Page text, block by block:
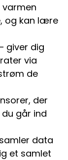
varmen
og kan lære
giver dig
via
de
der
går ind
data
et samlet